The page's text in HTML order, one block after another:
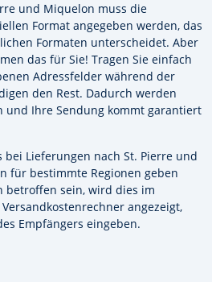
und Miquelon muss die
Format angegeben werden, das
Formaten unterscheidet. Aber
das für Sie! Tragen Sie einfach
Adressfelder während der
den Rest. Dadurch werden
und Ihre Sendung kommt garantiert
bei Lieferungen nach St. Pierre und
für bestimmte Regionen geben
betroffen sein, wird dies im
angezeigt,
Empfängers eingeben.